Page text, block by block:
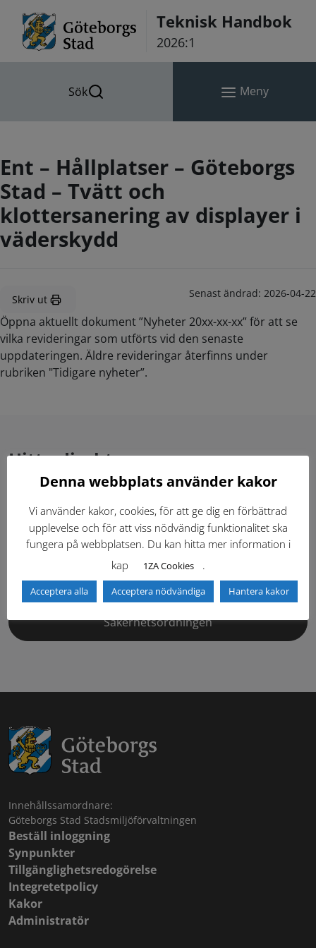
Teknisk Handbok
2026:1
Sök Meny
Ent – Hållplatser – Göteborgs
Stad – Tvätt och
klottersanering av displayer i
väderskydd
Skriv ut Senast ändrad: 2026-04-22
Öppna aktuellt dokument ”Nyheter 20xx-xx-xx” för att se
vilka revideringar som utförts vid den senaste
uppdateringen. Äldre revideringar återfinns under
rubriken "Tidigare nyheter”.
Hitta direkt
Gällande standardritningar (Dwg och pdf)
Dokumentbibliotek Kontaktlista
Tidigare versioner Nyheter
Säkerhetsordningen
Innehållssamordnare:
Göteborgs Stad Stadsmiljöförvaltningen
Beställ inloggning
Synpunkter
Tillgänglighetsredogörelse
Integretetpolicy
Kakor
Administratör
Denna webbplats använder kakor
Vi använder kakor, cookies, för att ge dig en förbättrad
upplevelse och för att viss nödvändig funktionalitet ska
fungera på webbplatsen. Du kan hitta mer information i
kap
1ZA Cookies .
Acceptera alla Acceptera nödvändiga Hantera kakor